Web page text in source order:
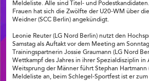
Meldeliste. Alle sind Titel- und
Frauen hat sich die Zwölfte der U20-WM über
Weidner (SCC Berlin) angekündigt.
Leonie Reuter (LG Nord Berlin) nutzt den
Samstag als Auftakt vor dem Meeting am
Trainingspartnerin Jossie Graumann (LG Nord
Wettkampf des Jahres in ihrer Spezialdisziplin in
Weitsprung der Männer führt Stephan Hartmann
Meldeliste an, beim Schlegel-Sportfest ist er